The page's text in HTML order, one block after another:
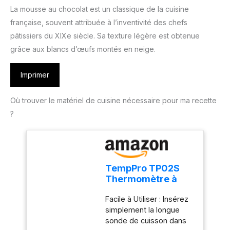
La mousse au chocolat est un classique de la cuisine
française, souvent attribuée à l’inventivité des chefs
pâtissiers du XIXe siècle. Sa texture légère est obtenue
grâce aux blancs d’œufs montés en neige.
Imprimer
Où trouver le matériel de cuisine nécessaire pour ma recette
?
TempPro TP02S
Thermomètre à
thermomètre à
lecture
instantanée 3s
Facile à Utiliser : Insérez
simplement la longue
sonde de cuisson dans